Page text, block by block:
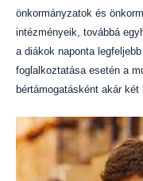
önkormányzatok és
intézményeik, továbbá
a diákok naponta
foglalkoztatása esetén a
bértámogatásként akár két